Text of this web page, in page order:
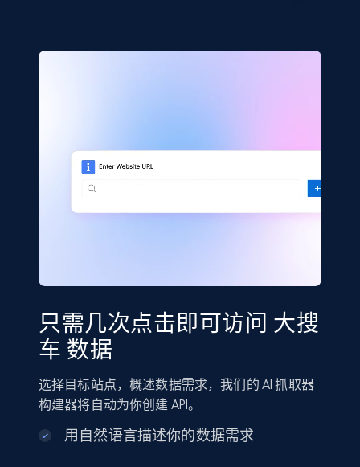
只需几次点击即可访问 大搜
车 数据
选择目标站点，概述数据需求，我们的 AI 抓取器
构建器将自动为你创建 API。
用自然语言描述你的数据需求